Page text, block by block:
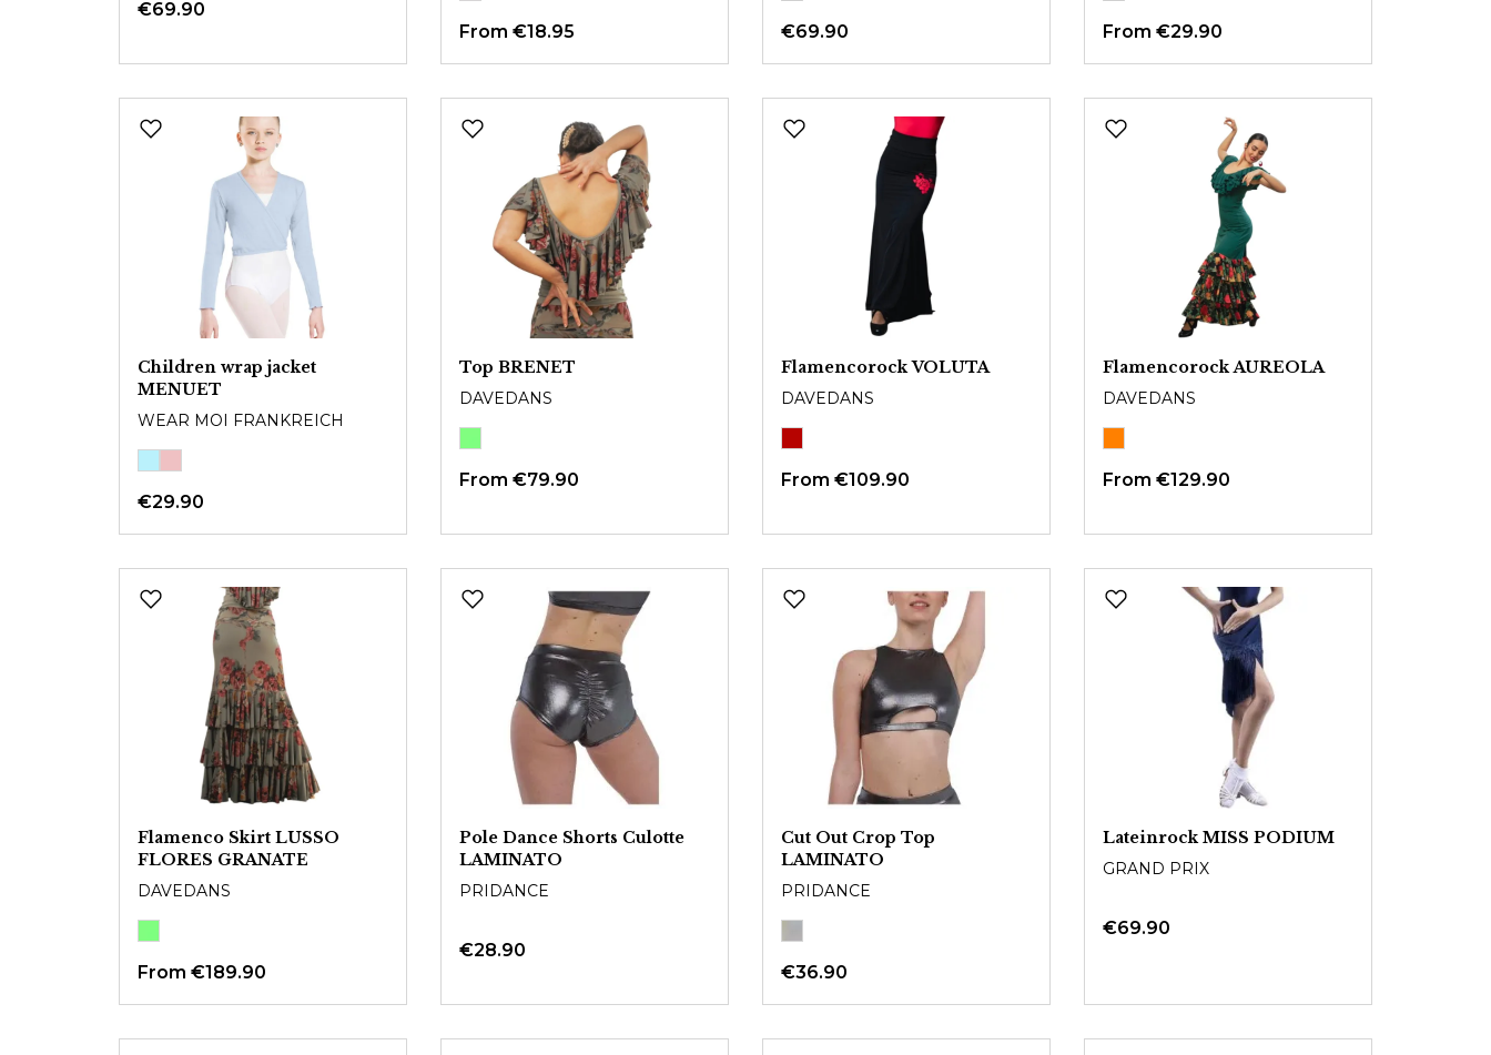
€69.90
From €18.95 €69.90 From €29.90
Children wrap jacket
MENUET
WEAR MOI FRANKREICH
€29.90
Top BRENET
DAVEDANS
From €79.90
Flamencorock VOLUTA
DAVEDANS
From €109.90
Flamencorock AUREOLA
DAVEDANS
From €129.90
Flamenco Skirt LUSSO
FLORES GRANATE
DAVEDANS
From €189.90
Pole Dance Shorts Culotte
LAMINATO
PRIDANCE
€28.90
Cut Out Crop Top
LAMINATO
PRIDANCE
€36.90
Lateinrock MISS PODIUM
GRAND PRIX
€69.90